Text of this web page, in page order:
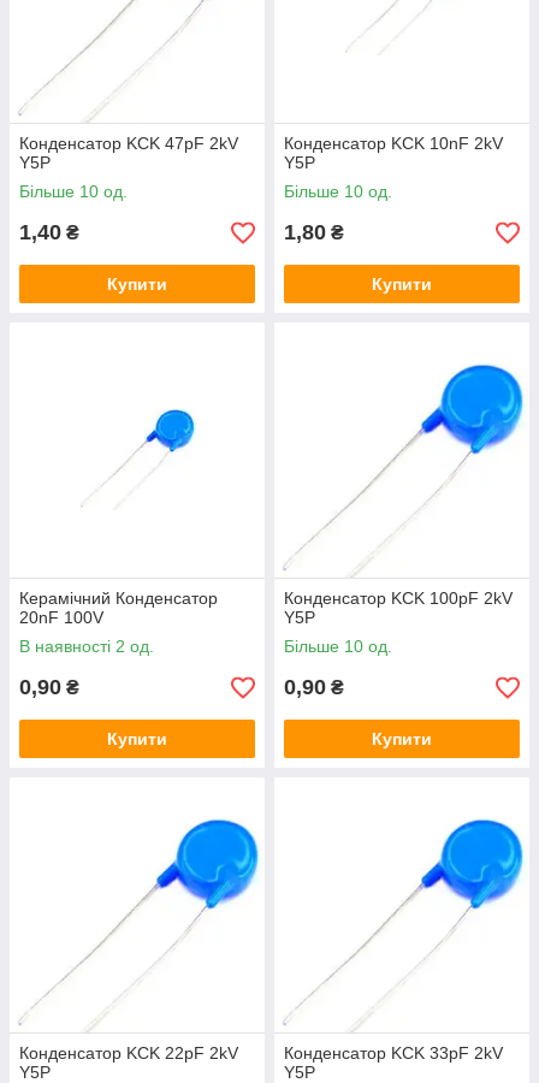
Конденсатор KCK 47pF 2kV
Y5P
Більше 10 од.
1,40 ₴
Купити
Конденсатор KCK 10nF 2kV
Y5P
Більше 10 од.
1,80 ₴
Купити
Керамічний Конденсатор
20nF 100V
В наявності 2 од.
0,90 ₴
Купити
Конденсатор KCK 100pF 2kV
Y5P
Більше 10 од.
0,90 ₴
Купити
Конденсатор KCK 22pF 2kV
Y5P
Конденсатор KCK 33pF 2kV
Y5P